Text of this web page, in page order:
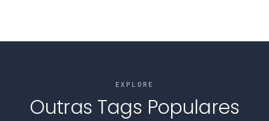
EXPLORE
Outras Tags Populares